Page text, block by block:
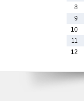
8
9
10
11
12